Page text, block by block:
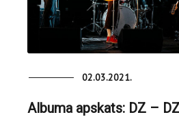
02.03.2021.
Albuma apskats: DZ –